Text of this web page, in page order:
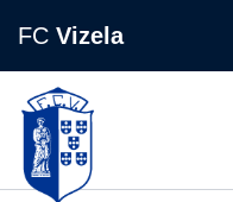
FC Vizela